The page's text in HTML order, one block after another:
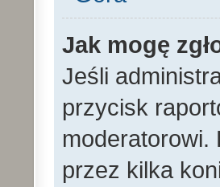
Jak mogę
Jeśli
przycisk
moderatorowi.
przez kilka